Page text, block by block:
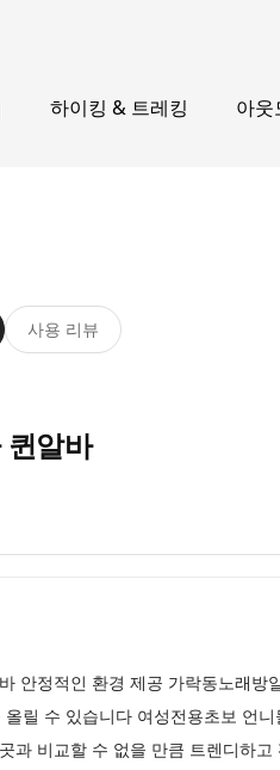
하이킹 & 트레킹 아웃
사용 리뷰
알바
안정적인 환경 제공 가락동노래방
릴 수 있습니다 여성전용초보 언
과 비교할 수 없을 만큼 트렌디하고